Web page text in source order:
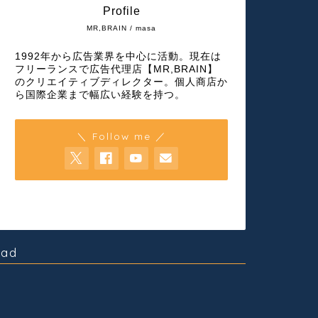
MR,BRAIN / masa
Profile
1992年から広告業界を中心に活動。現在は
フリーランスで広告代理店【MR,BRAIN】
のクリエイティブディレクター。個人商店か
ら国際企業まで幅広い経験を持つ。
＼ Follow me ／
ad